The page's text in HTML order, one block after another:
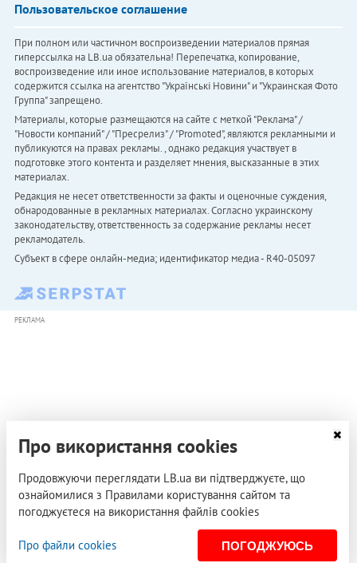
Пользовательское соглашение
При полном или частичном воспроизведении материалов прямая
гиперссылка на LB.ua обязательна! Перепечатка, копирование,
воспроизведение или иное использование материалов, в которых
содержится ссылка на агентство "Українськi Новини" и "Украинская Фото
Группа" запрещено.
Материалы, которые размещаются на сайте с меткой "Реклама" /
"Новости компаний" / "Пресрелиз" / "Promoted", являются рекламными и
публикуются на правах рекламы. , однако редакция участвует в
подготовке этого контента и разделяет мнения, высказанные в этих
материалах.
Редакция не несет ответственности за факты и оценочные суждения,
обнародованные в рекламных материалах. Согласно украинскому
законодательству, ответственность за содержание рекламы несет
рекламодатель.
Субъект в сфере онлайн-медиа; идентификатор медиа - R40-05097
РЕКЛАМА
Про використання cookies
Продовжуючи переглядати LB.ua ви підтверджуєте, що
ознайомилися з Правилами користування сайтом та
погоджуєтеся на використання файлів cookies
Про файли cookies ПОГОДЖУЮСЬ